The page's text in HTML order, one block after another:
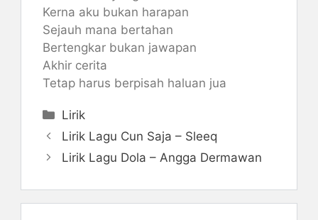
Kerna aku bukan harapan
Sejauh mana bertahan
Bertengkar bukan jawapan
Akhir cerita
Tetap harus berpisah haluan jua
Categories
Lirik
Lirik Lagu Cun Saja – Sleeq
Lirik Lagu Dola – Angga Dermawan